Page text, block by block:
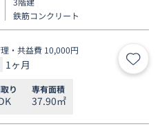
鉄筋コンクリート
・共益費 10,000円
1ヶ月 お気
り 専有面積
37.90㎡